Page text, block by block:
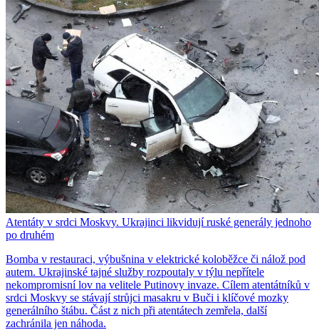
Atentáty v srdci Moskvy. Ukrajinci likvidují ruské generály jednoho
po druhém
Bomba v restauraci, výbušnina v elektrické koloběžce či nálož pod
autem. Ukrajinské tajné služby rozpoutaly v týlu nepřítele
nekompromisní lov na velitele Putinovy invaze. Cílem atentátníků v
srdci Moskvy se stávají strůjci masakru v Buči i klíčové mozky
generálního štábu. Část z nich při atentátech zemřela, další
zachránila jen náhoda.